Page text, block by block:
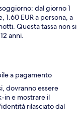
dal giorno 1
EUR a persona, a
Questa tassa non si
anni.
a pagamento
dovranno essere
in e mostrare il
rilasciato dal